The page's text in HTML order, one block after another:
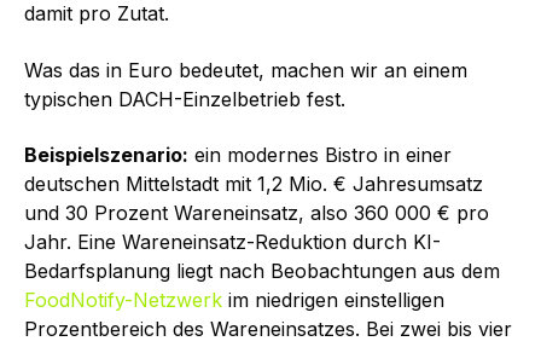
damit pro Zutat.
Was das in Euro bedeutet, machen wir an einem
typischen DACH-Einzelbetrieb fest.
Beispielszenario: ein modernes Bistro in einer
deutschen Mittelstadt mit 1,2 Mio. € Jahresumsatz
und 30 Prozent Wareneinsatz, also 360 000 € pro
Jahr. Eine Wareneinsatz-Reduktion durch KI-
Bedarfsplanung liegt nach Beobachtungen aus dem
FoodNotify-Netzwerk im niedrigen einstelligen
Prozentbereich des Wareneinsatzes. Bei zwei bis vier